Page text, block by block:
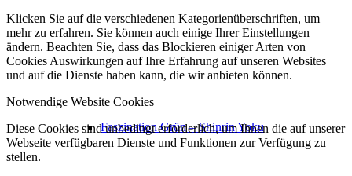
Faszination Grün – Shinrin Yoku
Klicken Sie auf die verschiedenen Kategorienüberschriften, um
mehr zu erfahren. Sie können auch einige Ihrer Einstellungen
ändern. Beachten Sie, dass das Blockieren einiger Arten von
Cookies Auswirkungen auf Ihre Erfahrung auf unseren Websites
und auf die Dienste haben kann, die wir anbieten können.
Notwendige Website Cookies
Diese Cookies sind unbedingt erforderlich, um Ihnen die auf unserer
Webseite verfügbaren Dienste und Funktionen zur Verfügung zu
stellen.